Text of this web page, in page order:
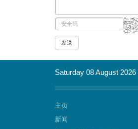
Saturday 08 August 2026
主页
新闻